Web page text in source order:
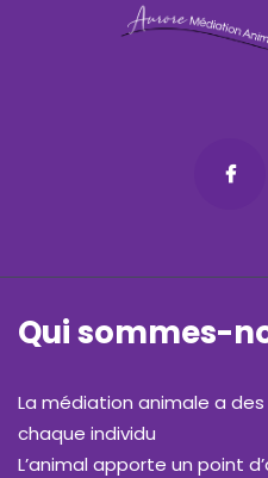
Qui sommes-
La médiation animale a
chaque individu
L’animal apporte un point